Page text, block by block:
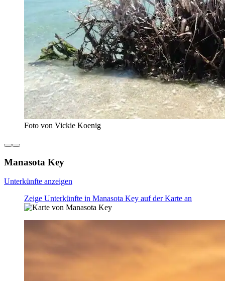
Foto von Vickie Koenig
Manasota Key
Unterkünfte anzeigen
Zeige Unterkünfte in Manasota Key auf der Karte an